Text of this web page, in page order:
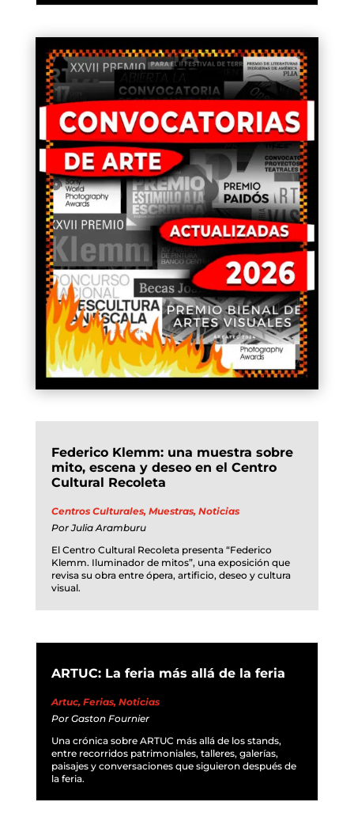
Federico Klemm: una muestra sobre
mito, escena y deseo en el Centro
Cultural Recoleta
Centros Culturales, Muestras, Noticias
PorJulia Aramburu
El Centro Cultural Recoleta presenta “Federico
Klemm. Iluminador de mitos”, una exposición que
revisa su obra entre ópera, artificio, deseo y cultura
visual.
ARTUC: La feria más allá de la feria
Artuc, Ferias, Noticias
Por Gaston Fournier
Una crónica sobre ARTUC más allá de los stands,
entre recorridos patrimoniales, talleres, galerías,
paisajes y conversaciones que siguieron después de
la feria.